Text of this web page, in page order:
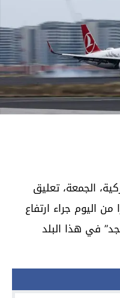
الجمعة، تعليق
من اليوم جراء ارتفاع
في هذا البلد